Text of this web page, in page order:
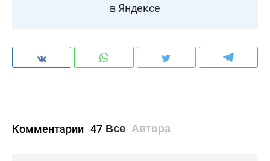
в Яндексе
Комментарии 47 Все Автора